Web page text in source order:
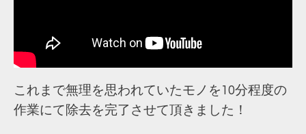
これまで無理を思われていたモノを10分程度の
作業にて除去を完了させて頂きました！